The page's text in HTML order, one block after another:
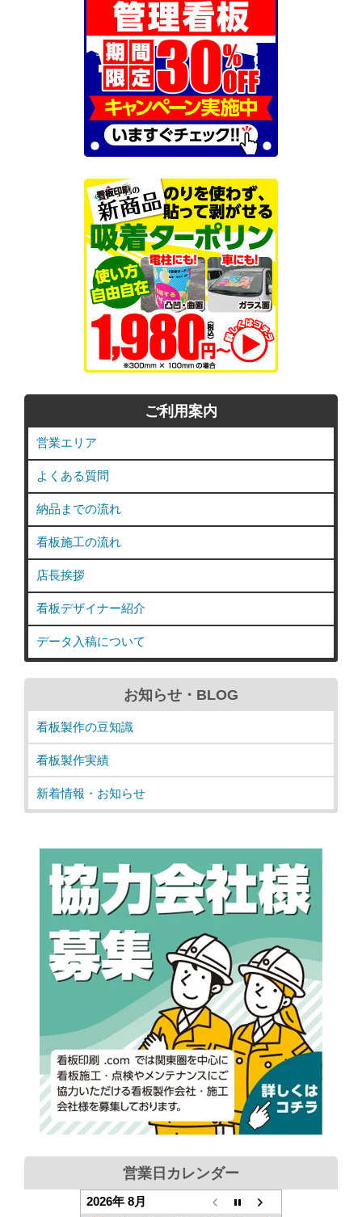
ご利用案内
営業エリア
よくある質問
納品までの流れ
看板施工の流れ
店長挨拶
看板デザイナー紹介
データ入稿について
お知らせ・BLOG
看板製作の豆知識
看板製作実績
新着情報・お知らせ
営業日カレンダー
2026年 8月